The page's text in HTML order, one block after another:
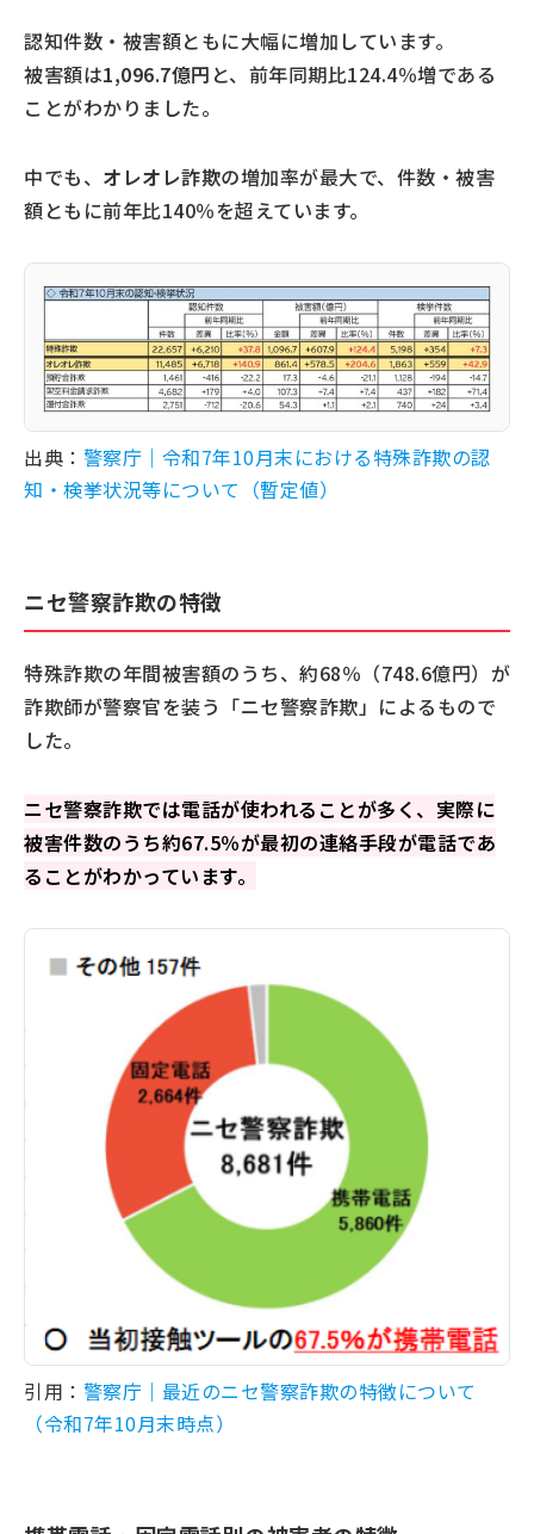
認知件数・被害額ともに大幅に増加しています。
被害額は1,096.7億円 と、前年同期比124.4％増である
ことがわかりました。
中でも、 オレオレ詐欺の増加率が最大で、件数・被害
額ともに前年比140％を超えています。
出典： 警察庁｜令和7年10月末における特殊詐欺の認
知・検挙状況等について（暫定値）
ニセ警察詐欺の特徴
特殊詐欺の年間被害額のうち、約68％（748.6億円）が
詐欺師が警察官を装う「ニセ警察詐欺」によるもので
した。
ニセ警察詐欺では電話が使われることが多く、実際に
被害件数のうち約67.5％が最初の連絡手段が電話であ
ることがわかっています。
引用： 警察庁｜最近のニセ警察詐欺の特徴について
（令和7年10月末時点）